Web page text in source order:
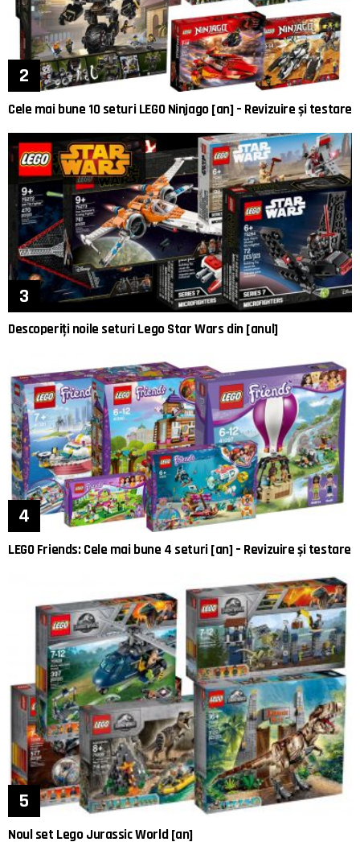
Cele mai bune 10 seturi LEGO Ninjago [an] – Revizuire și testare
Descoperiți noile seturi Lego Star Wars din [anul]
LEGO Friends: Cele mai bune 4 seturi [an] – Revizuire și testare
Noul set Lego Jurassic World [an]